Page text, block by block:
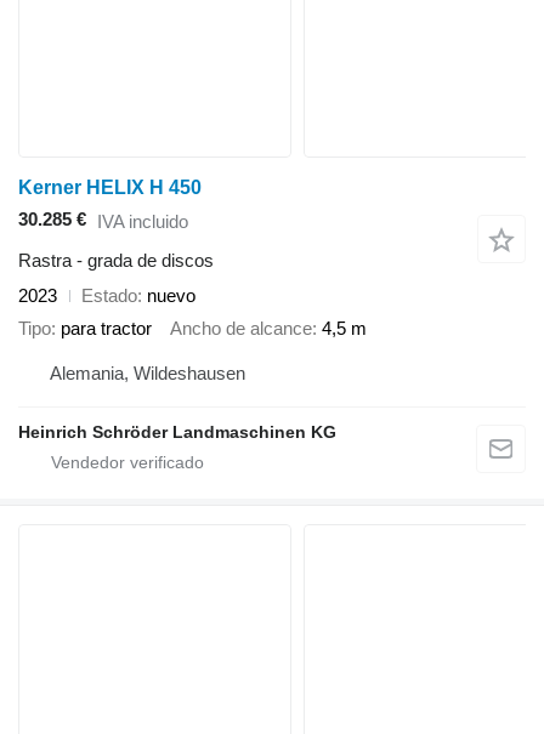
Kerner HELIX H 450
30.285 € IVA incluido
Rastra - grada de discos
2023
Estado nuevo
Tipo para tractor Ancho de alcance 4,5 m
Alemania, Wildeshausen
Heinrich Schröder Landmaschinen KG